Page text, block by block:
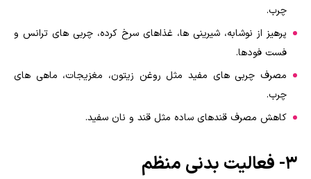
چرب.
پرهیز از نوشابه، شیرینی ها، غذاهای سرخ کرده، چربی های ترانس و
فست فودها.
مصرف چربی های مفید مثل روغن زیتون، مغزیجات، ماهی های
چرب.
کاهش مصرف قندهای ساده مثل قند و نان سفید.
3- فعالیت بدنی منظم